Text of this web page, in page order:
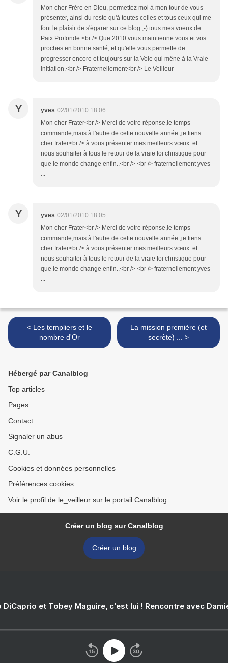
Mon cher Frère en Dieu, permettez moi à mon tour de vous
présenter, ainsi du reste qu'à toutes celles et tous ceux qui me
font le plaisir de s'égarer sur ce blog ;-) tous mes voeux de
Paix Profonde.<br /> Que 2010 vous maintienne vous et vos
proches en bonne santé, et qu'elle vous permette de
progresser encore et toujours sur la Voie qui mêne à la Vraie
Initiation.<br /> Fraternellement<br /> Le Veilleur
Y yves 02/01/2010 18:06
Mon cher Frater<br /> Merci de votre réponse,le temps
commande,mais à l'aube de cette nouvelle année ,je tiens
cher frater<br /> à vous présenter mes meilleurs vœux..et
nous souhaiter à tous le retour de la vraie foi christique pour
que le monde change enfin..<br /> <br /> fraternellement yves
...
Y yves 02/01/2010 18:05
Mon cher Frater<br /> Merci de votre réponse,le temps
commande,mais à l'aube de cette nouvelle année ,je tiens
cher frater<br /> à vous présenter mes meilleurs vœux..et
nous souhaiter à tous le retour de la vraie foi christique pour
que le monde change enfin..<br /> <br /> fraternellement yves
...
< Les templiers et le
nombre d'Or
La mission première (et
secrète) ... >
Hébergé par Canalblog
Top articles
Pages
Contact
Signaler un abus
C.G.U.
Cookies et données personnelles
Préférences cookies
Voir le profil de le_veilleur sur le portail Canalblog
Créer un blog sur Canalblog
Créer un blog
DiCaprio et Tobey Maguire, c'est lui ! Rencontre avec